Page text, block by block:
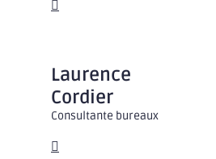
Laurence
Cordier
Consultante bureaux